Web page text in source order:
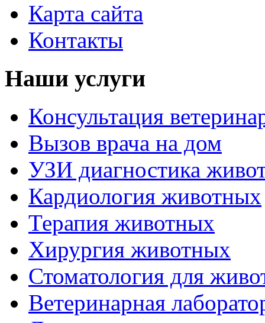
Карта сайта
Контакты
Наши услуги
Консультация
Вызов врача на дом
УЗИ диагностика
Кардиология животных
Терапия животных
Хирургия животных
Стоматология для
Ветеринарная